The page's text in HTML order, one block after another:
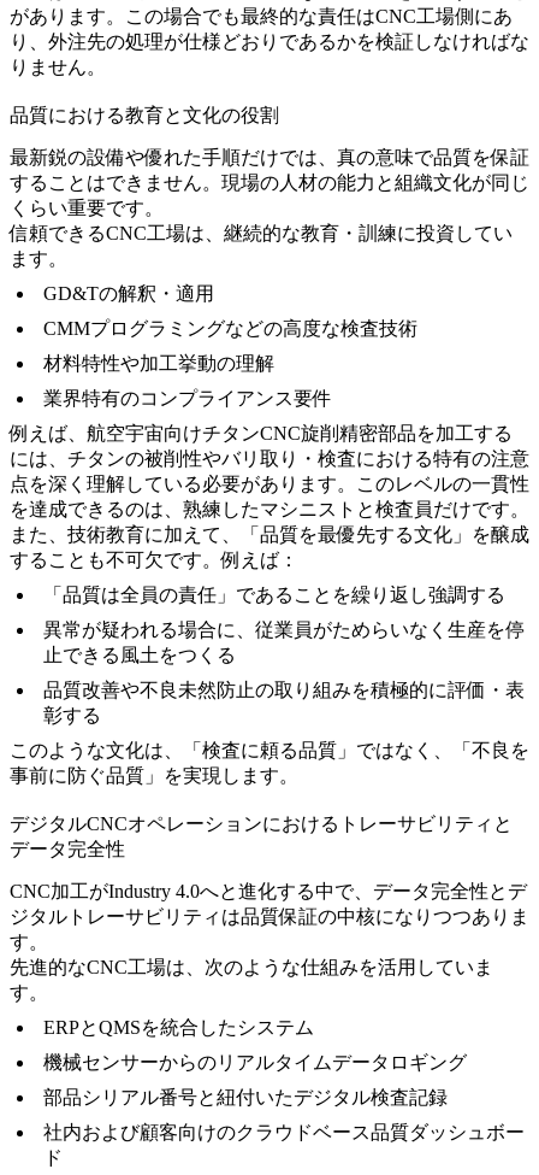
があります。この場合でも最終的な責任はCNC工場側にあ
り、外注先の処理が仕様どおりであるかを検証しなければな
りません。
品質における教育と文化の役割
最新鋭の設備や優れた手順だけでは、真の意味で品質を保証
することはできません。現場の人材の能力と組織文化が同じ
くらい重要です。
信頼できるCNC工場は、継続的な教育・訓練に投資してい
ます。
GD&Tの解釈・適用
CMMプログラミングなどの高度な検査技術
材料特性や加工挙動の理解
業界特有のコンプライアンス要件
例えば、 航空宇宙向けチタンCNC旋削精密部品を加工する
には、チタンの被削性やバリ取り・検査における特有の注意
点を深く理解している必要があります。このレベルの一貫性
を達成できるのは、熟練したマシニストと検査員だけです。
また、技術教育に加えて、「品質を最優先する文化」を醸成
することも不可欠です。例えば：
「品質は全員の責任」であることを繰り返し強調する
異常が疑われる場合に、従業員がためらいなく生産を停
止できる風土をつくる
品質改善や不良未然防止の取り組みを積極的に評価・表
彰する
このような文化は、「検査に頼る品質」ではなく、「不良を
事前に防ぐ品質」を実現します。
デジタルCNCオペレーションにおけるトレーサビリティと
データ完全性
CNC加工がIndustry 4.0へと進化する中で、データ完全性とデ
ジタルトレーサビリティは品質保証の中核になりつつありま
す。
先進的なCNC工場は、次のような仕組みを活用していま
す。
ERPとQMSを統合したシステム
機械センサーからのリアルタイムデータロギング
部品シリアル番号と紐付いたデジタル検査記録
社内および顧客向けのクラウドベース品質ダッシュボー
ド